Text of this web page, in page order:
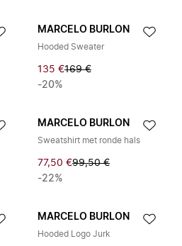
MARCELO BURLON
Hooded Sweater
135 €169 €
-20%
MARCELO BURLON
Sweatshirt met ronde hals
77,50 €99,50 €
-22%
MARCELO BURLON
Hooded Logo Jurk